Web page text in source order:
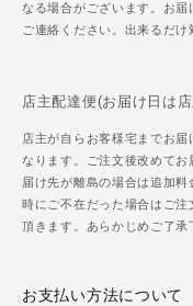
なる場合がございます。お
ご連絡ください。出来るだ
店主配達便(お届け日は
店主が自らお客様宅までお
なります。ご注文後改めて
届け先が離島の場合は追加
時にご不在だった場合はご
頂きます。あらかじめご了承
お支払い方法について